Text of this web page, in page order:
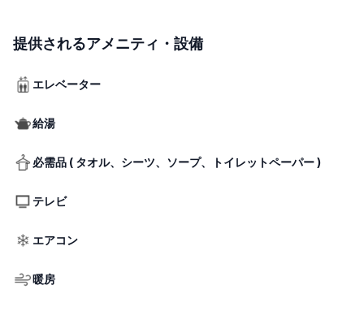
期滞在も可能です。
提供されるアメニティ・設備
エレベーター
給湯
必需品 ( タオル、シーツ、ソープ、トイレットペーパー )
テレビ
エアコン
暖房